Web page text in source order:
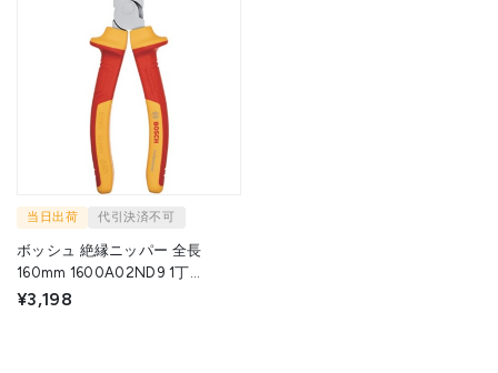
当日出荷 代引決済不可
ボッシュ 絶縁ニッパー 全長
160mm 1600A02ND9 1丁
▼687-5847
¥3,198